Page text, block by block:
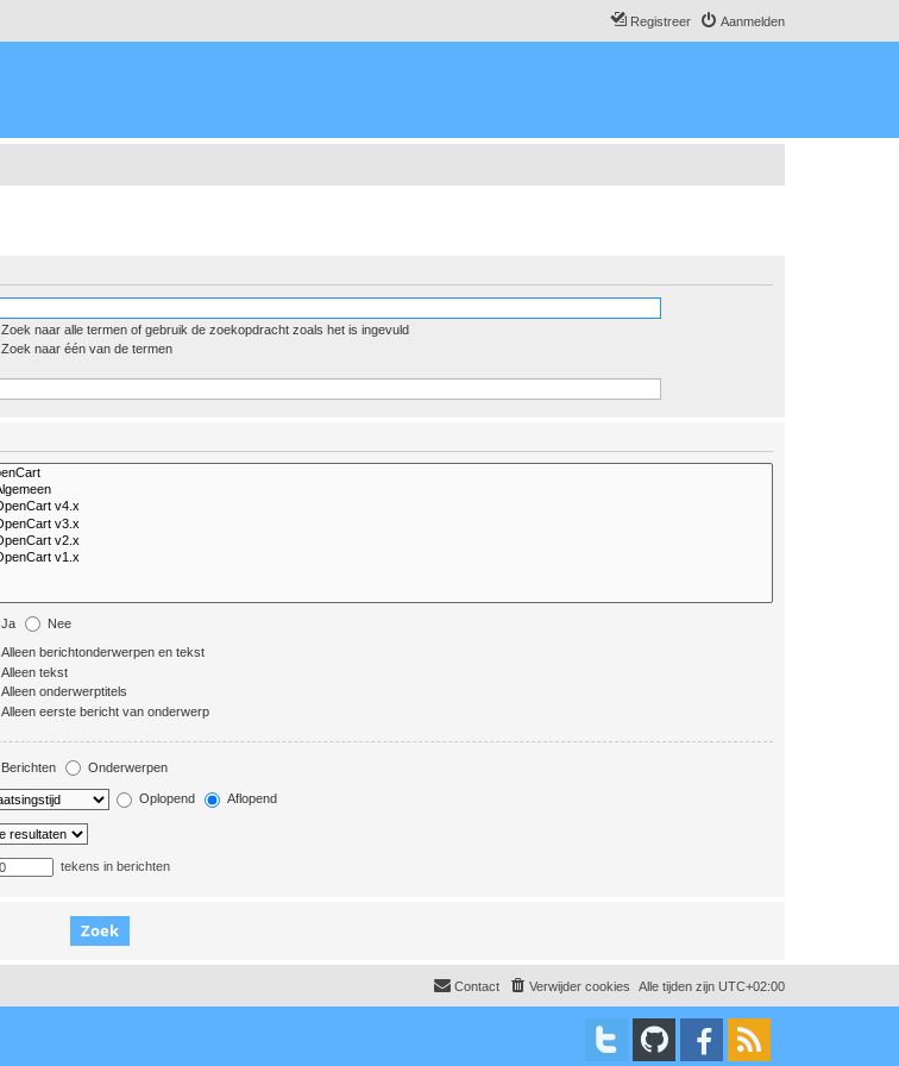
Aanmelden
Registreer
Zoek naar alle termen of gebruik de zoekopdracht zoals het is ingevuld
Zoek naar één van de termen
Ja Nee
Alleen berichtonderwerpen en tekst
Alleen tekst
Alleen onderwerptitels
Alleen eerste bericht van onderwerp
Berichten Onderwerpen
Oplopend Aflopend
tekens in berichten
Alle tijden zijn UTC+02:00
Verwijder cookies
Contact